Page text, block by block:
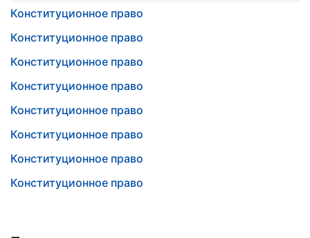
Конституционное право
Конституционное право
Конституционное право
Конституционное право
Конституционное право
Конституционное право
Конституционное право
Конституционное право